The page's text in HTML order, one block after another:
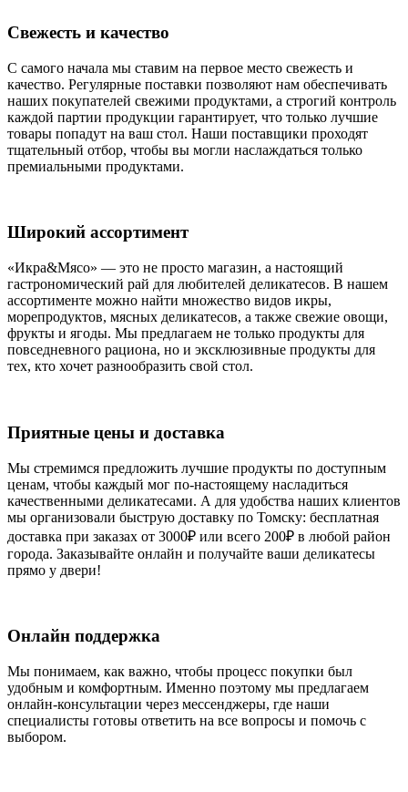
Свежесть и качество
С самого начала мы ставим на первое место свежесть и
качество. Регулярные поставки позволяют нам обеспечивать
наших покупателей свежими продуктами, а строгий контроль
каждой партии продукции гарантирует, что только лучшие
товары попадут на ваш стол. Наши поставщики проходят
тщательный отбор, чтобы вы могли наслаждаться только
премиальными продуктами.
Широкий ассортимент
«Икра&Мясо» — это не просто магазин, а настоящий
гастрономический рай для любителей деликатесов. В нашем
ассортименте можно найти множество видов икры,
морепродуктов, мясных деликатесов, а также свежие овощи,
фрукты и ягоды. Мы предлагаем не только продукты для
повседневного рациона, но и эксклюзивные продукты для
тех, кто хочет разнообразить свой стол.
Приятные цены и доставка
Мы стремимся предложить лучшие продукты по доступным
ценам, чтобы каждый мог по-настоящему насладиться
качественными деликатесами. А для удобства наших клиентов
мы организовали быструю доставку по Томску: бесплатная
доставка при заказах от 3000₽ или всего 200₽ в любой район
города. Заказывайте онлайн и получайте ваши деликатесы
прямо у двери!
Онлайн поддержка
Мы понимаем, как важно, чтобы процесс покупки был
удобным и комфортным. Именно поэтому мы предлагаем
онлайн-консультации через мессенджеры, где наши
специалисты готовы ответить на все вопросы и помочь с
выбором.